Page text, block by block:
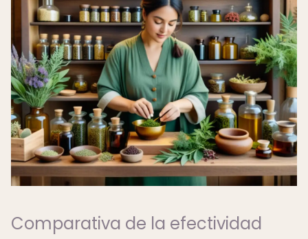
Comparativa de la efectividad